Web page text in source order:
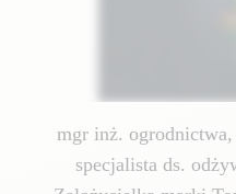
mgr inż.
specjalista ds.